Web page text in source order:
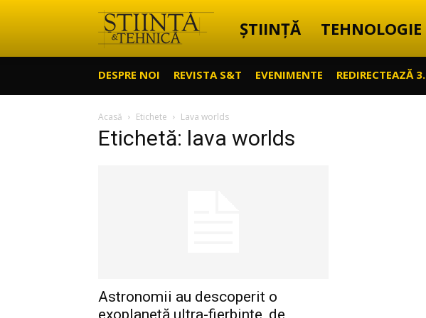
Știință
Tehnică
ȘTIINȚĂ TEHNOLOGIE
DESPRE NOI REVISTA S&T EVENIMENTE REDIRECTEAZĂ
Acasă Etichete Lava worlds
Etichetă: lava worlds
Astronomii au descoperit o
exoplanetă ultra-fierbinte, de